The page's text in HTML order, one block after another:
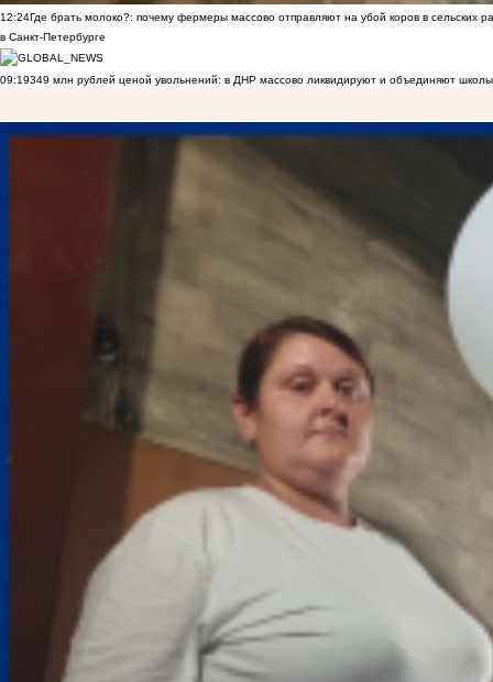
12:24Где брать молоко?: почему фермеры массово отправляют на убой коров в сельских
в Санкт-Петербурге
09:19349 млн рублей ценой увольнений: в ДНР массово ликвидируют и объединяют